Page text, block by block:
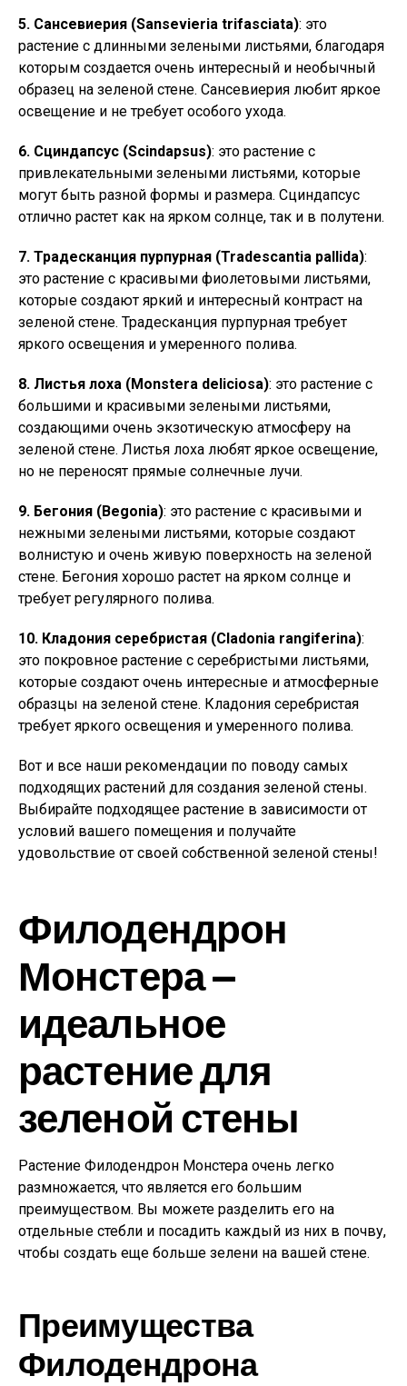
5. Сансевиерия (Sansevieria trifasciata): это
растение с длинными зелеными листьями, благодаря
которым создается очень интересный и необычный
образец на зеленой стене. Сансевиерия любит яркое
освещение и не требует особого ухода.
6. Сциндапсус (Scindapsus): это растение с
привлекательными зелеными листьями, которые
могут быть разной формы и размера. Сциндапсус
отлично растет как на ярком солнце, так и в полутени.
7. Традесканция пурпурная (Tradescantia pallida):
это растение с красивыми фиолетовыми листьями,
которые создают яркий и интересный контраст на
зеленой стене. Традесканция пурпурная требует
яркого освещения и умеренного полива.
8. Листья лоха (Monstera deliciosa): это растение с
большими и красивыми зелеными листьями,
создающими очень экзотическую атмосферу на
зеленой стене. Листья лоха любят яркое освещение,
но не переносят прямые солнечные лучи.
9. Бегония (Begonia): это растение с красивыми и
нежными зелеными листьями, которые создают
волнистую и очень живую поверхность на зеленой
стене. Бегония хорошо растет на ярком солнце и
требует регулярного полива.
10. Кладония серебристая (Cladonia rangiferina):
это покровное растение с серебристыми листьями,
которые создают очень интересные и атмосферные
образцы на зеленой стене. Кладония серебристая
требует яркого освещения и умеренного полива.
Вот и все наши рекомендации по поводу самых
подходящих растений для создания зеленой стены.
Выбирайте подходящее растение в зависимости от
условий вашего помещения и получайте
удовольствие от своей собственной зеленой стены!
Филодендрон
Монстера —
идеальное
растение для
зеленой стены
Растение Филодендрон Монстера очень легко
размножается, что является его большим
преимуществом. Вы можете разделить его на
отдельные стебли и посадить каждый из них в почву,
чтобы создать еще больше зелени на вашей стене.
Преимущества
Филодендрона